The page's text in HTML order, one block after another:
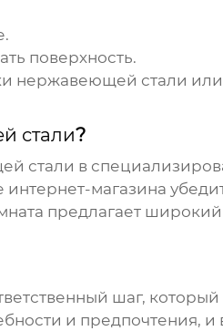
поверхность.
нержавеющей стали или
стали?
стали в
магазина
предлагает
шаг,
и предпочтения, и